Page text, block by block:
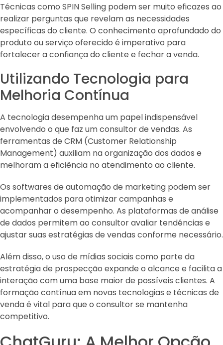
Técnicas como SPIN Selling podem ser muito eficazes ao
realizar perguntas que revelam as necessidades
específicas do cliente. O conhecimento aprofundado do
produto ou serviço oferecido é imperativo para
fortalecer a confiança do cliente e fechar a venda.
Utilizando Tecnologia para
Melhoria Contínua
A tecnologia desempenha um papel indispensável
envolvendo o que faz um consultor de vendas. As
ferramentas de CRM (Customer Relationship
Management) auxiliam na organização dos dados e
melhoram a eficiência no atendimento ao cliente.
Os softwares de automação de marketing podem ser
implementados para otimizar campanhas e
acompanhar o desempenho. As plataformas de análise
de dados permitem ao consultor avaliar tendências e
ajustar suas estratégias de vendas conforme necessário.
Além disso, o uso de mídias sociais como parte da
estratégia de prospecção expande o alcance e facilita a
interação com uma base maior de possíveis clientes. A
formação contínua em novas tecnologias e técnicas de
venda é vital para que o consultor se mantenha
competitivo.